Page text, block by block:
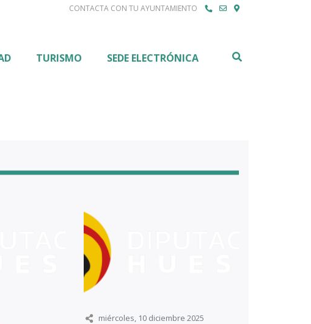
CONTACTA CON TU AYUNTAMIENTO
TURISMO SEDE ELECTRÓNICA
miércoles, 10 diciembre 2025